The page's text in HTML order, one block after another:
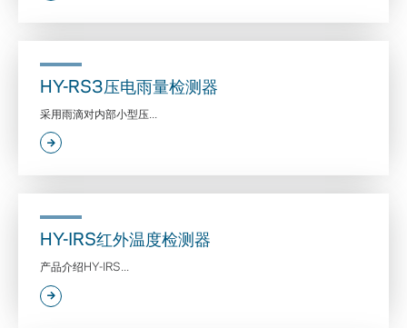
HY-RS3压电雨量检测器
采用雨滴对内部小型压...
HY-IRS红外温度检测器
产品介绍HY-IRS...